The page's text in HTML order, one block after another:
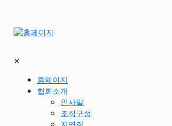
✕
홈페이지
협회소개
인사말
조직구성